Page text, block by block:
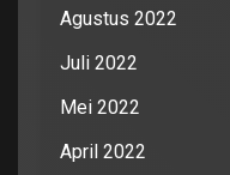
Agustus 2022
Juli 2022
Mei 2022
April 2022